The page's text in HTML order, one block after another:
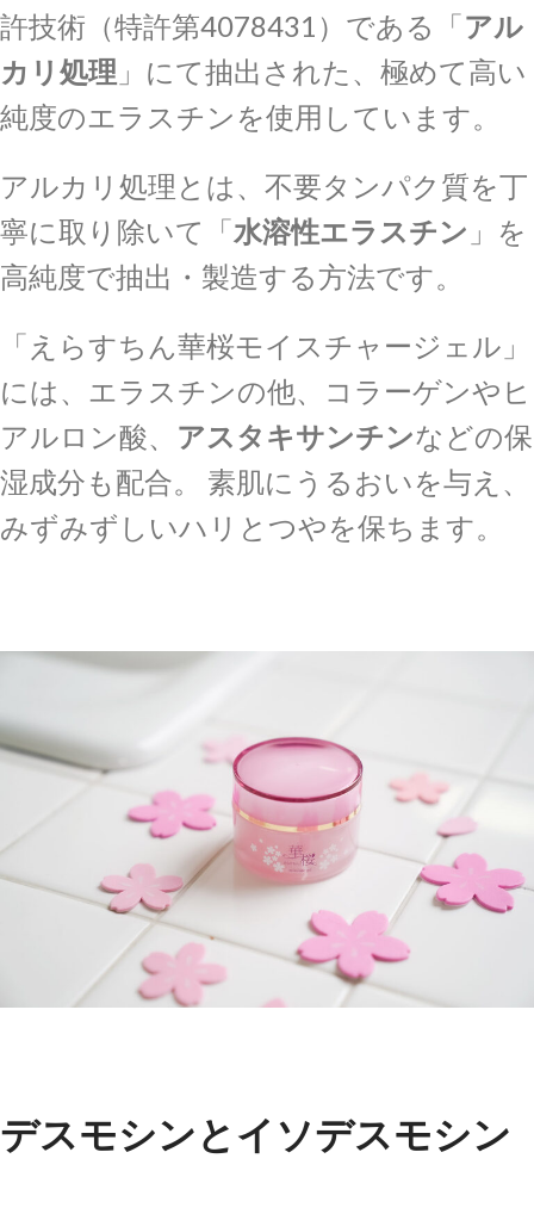
許技術（特許第4078431）である「アル
カリ処理 」にて抽出された、極めて高い
純度のエラスチンを使用しています。
アルカリ処理とは、不要タンパク質を丁
寧に取り除いて「水溶性エラスチン 」を
高純度で抽出・製造する方法です。
「えらすちん華桜モイスチャージェル」
には、エラスチンの他、コラーゲンやヒ
アルロン酸、 アスタキサンチンなどの保
湿成分も配合。 素肌にうるおいを与え、
みずみずしいハリとつやを保ちます。
デスモシンとイソデスモシン